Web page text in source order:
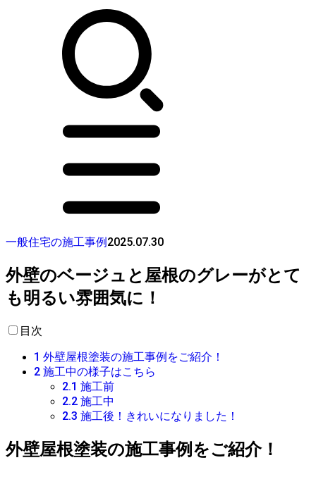
一般住宅の施工事例 2025.07.30
外壁のベージュと屋根のグレーがとて
も明るい雰囲気に！
目次
1 外壁屋根塗装の施工事例をご紹介！
2 施工中の様子はこちら
2.1 施工前
2.2 施工中
2.3 施工後！きれいになりました！
外壁屋根塗装の施工事例をご紹介！